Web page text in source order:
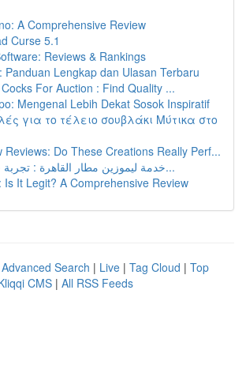
A Comprehensive Review
Curse 5.1
Reviews & Rankings
Panduan Lengkap dan Ulasan Terbaru
For Auction : Find Quality ...
Mengenal Lebih Dekat Sosok Inspiratif
για το τέλειο σουβλάκι Μύτικα στο
Reviews: Do These Creations Really Perf...
خدمة ليموزين مطار القاهرة : تجربة فاخرة تبد...
Is It Legit? A Comprehensive Review
Advanced Search | Live | Tag Cloud | Top
CMS | All RSS Feeds